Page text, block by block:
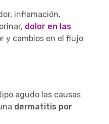
inflamación,
dolor en las
y cambios en el flujo
agudo las causas
dermatitis por